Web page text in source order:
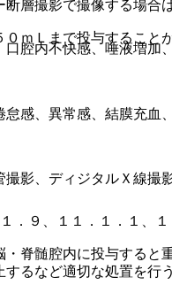
腔内不快感、唾液増加
感、異常感、結膜充血
９、１１．１．１、１
脊髄腔内に投与すると
撮影で撮像する場合
ｍＬまで投与すること
影、ディジタルＸ線
るなど適切な処置を行う